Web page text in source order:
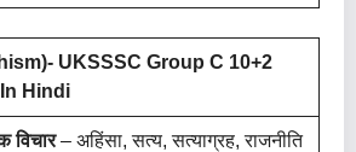
UKSSSC Group C 10+2
Hindi
विचार– अहिंसा, सत्य, सत्याग्रह, राजनीति